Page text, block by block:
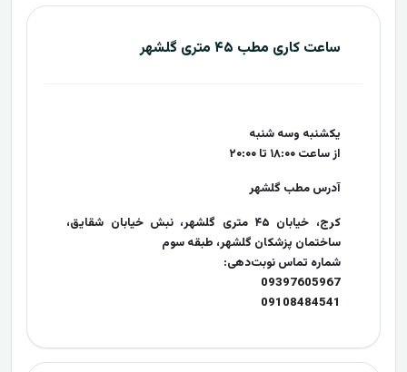
ساعت کاری مطب ۴۵ متری گلشهر
یکشنبه وسه شنبه
از ساعت ۱۸:۰۰ تا ۲۰:۰۰
آدرس مطب گلشهر
کرج، خیابان ۴۵ متری گلشهر، نبش خیابان شقایق،
ساختمان پزشکان گلشهر، طبقه سوم
شماره تماس نوبت‌دهی:
09397605967
09108484541